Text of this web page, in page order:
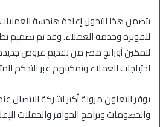
يتضمن هذا التحول إعادة هندسة
للفوترة وخدمة العملاء. وقد تم تصميم
لتمكين أورانج مصر من تقديم عروض
احتياجات العملاء وتمكينهم عبر التحكم
يوفر التعاون مرونة أكبر لشركة الاتصال
والخصومات وبرامج الحوافز والحملات